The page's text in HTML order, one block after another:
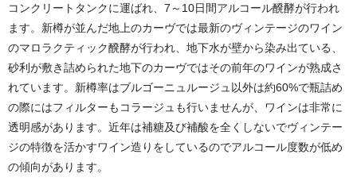
コンクリートタンクに運ばれ、7～10日間アルコール醗酵が行われ
ます。新樽が並んだ地上のカーヴでは最新のヴィンテージのワイン
のマロラクティック醗酵が行われ、地下水が壁から染み出ている、
砂利が敷き詰められた地下のカーヴではその前年のワインが熟成さ
れています。新樽率はブルゴーニュルージュ以外は約60%で瓶詰め
の際にはフィルターもコラージュも行いませんが、ワインは非常に
透明感があります。近年は補糖及び補酸を全くしないでヴィンテー
ジの特徴を活かすワイン造りをしているのでアルコール度数が低め
の傾向があります。